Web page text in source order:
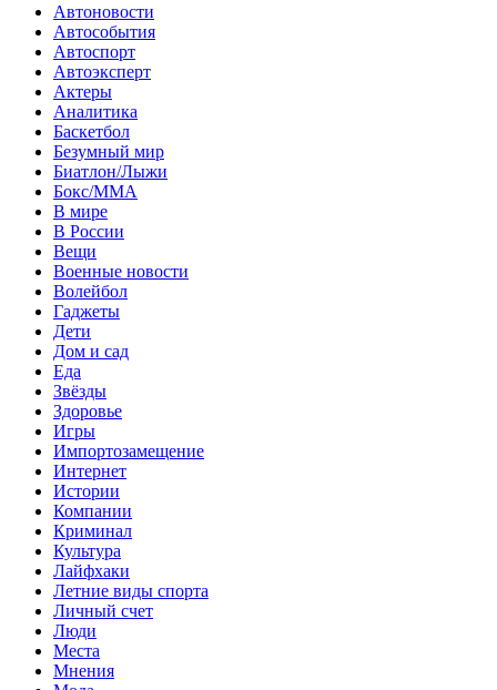
Автоновости
Автособытия
Автоспорт
Автоэксперт
Актеры
Аналитика
Баскетбол
Безумный мир
Биатлон/Лыжи
Бокс/MMA
В мире
В России
Вещи
Военные новости
Волейбол
Гаджеты
Дети
Дом и сад
Еда
Звёзды
Здоровье
Игры
Импортозамещение
Интернет
Истории
Компании
Криминал
Культура
Лайфхаки
Летние виды спорта
Личный счет
Люди
Места
Мнения